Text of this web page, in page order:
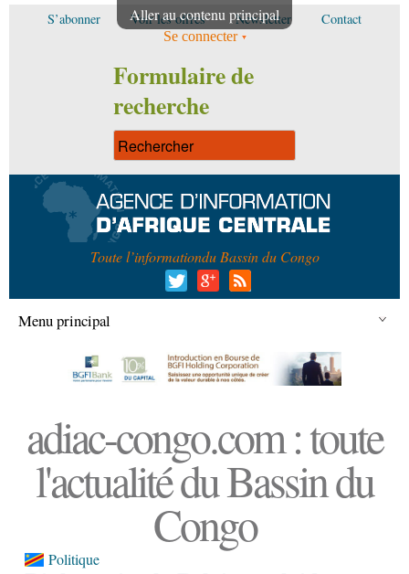
Aller au contenu principal
S’abonner Voir les offres Newsletter Contact
Se connecter
Formulaire de
recherche
Toute l’informationdu Bassin du Congo
Menu principal
adiac-congo.com : toute
l'actualité du Bassin du
Congo
Politique